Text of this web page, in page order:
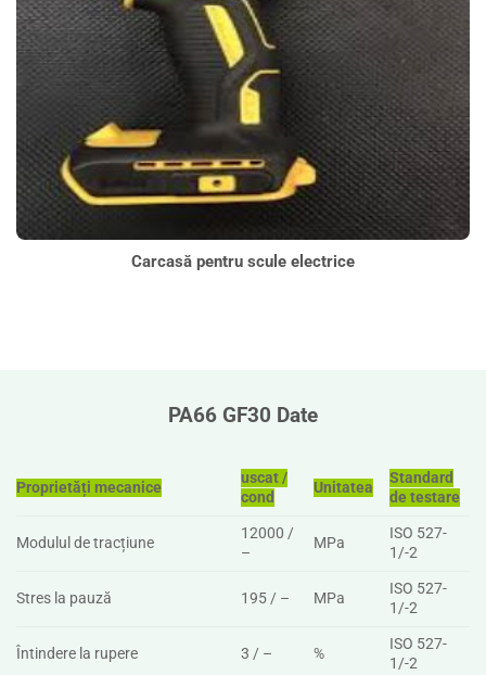
Carcasă pentru scule electrice
PA66 GF30 Date
Proprietăți mecanice
uscat /
cond
Unitatea
Standard
de testare
Modulul de tracțiune
12000 /
–
MPa
ISO 527-
1/-2
Stres la pauză 195 / – MPa
ISO 527-
1/-2
Întindere la rupere 3 / – %
ISO 527-
1/-2